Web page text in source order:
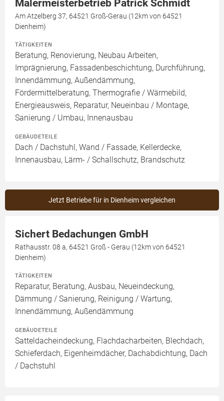
Malermeisterbetrieb Patrick Schmidt
Am Atzelberg 37, 64521 Groß-Gerau (12km von 64521
Dienheim)
TÄTIGKEITEN
Beratung, Renovierung, Neubau Arbeiten,
Imprägnierung, Fassadenbeschichtung, Durchführung,
Innendämmung, Außendämmung,
Fördermittelberatung, Thermografie / Wärmebild,
Energieausweis, Reparatur, Neueinbau / Montage,
Sanierung / Umbau, Innenausbau
GEBÄUDETEILE
Dach / Dachstuhl, Wand / Fassade, Kellerdecke,
Innenausbau, Lärm- / Schallschutz, Brandschutz
Jetzt Betriebe für in Dienheim vergleichen
Sichert Bedachungen GmbH
Rathausstr. 08 a, 64521 Groß - Gerau (12km von 64521
Dienheim)
TÄTIGKEITEN
Reparatur, Beratung, Ausbau, Neueindeckung,
Dämmung / Sanierung, Reinigung / Wartung,
Innendämmung, Außendämmung
GEBÄUDETEILE
Satteldacheindeckung, Flachdacharbeiten, Blechdach,
Schieferdach, Eigenheimdächer, Dachabdichtung, Dach
/ Dachstuhl